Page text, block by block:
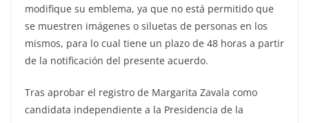
modifique su emblema, ya que no está permitido que
se muestren imágenes o siluetas de personas en los
mismos, para lo cual tiene un plazo de 48 horas a partir
de la notificación del presente acuerdo.
Tras aprobar el registro de Margarita Zavala como
candidata independiente a la Presidencia de la